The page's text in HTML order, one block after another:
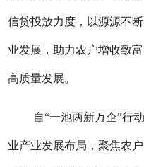
信贷投放力度，以源源不
业发展，助力农户增收致
高质量发展。
自“一池两新万企”行
业产业发展布局，聚焦农